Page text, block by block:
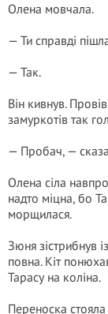
Олена мовчала.
— Ти справді
— Так.
Він кивнув.
замуркотів так
— Пробач, —
Олена сіла
надто міцна, бо
морщилася.
Зюня зістрибнув
повна. Кіт
Тарасу на коліна.
Переноска